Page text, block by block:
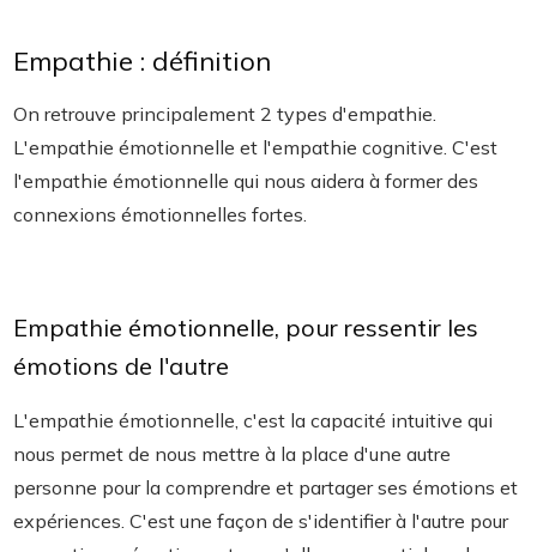
Empathie : définition
On retrouve principalement 2 types d'empathie.
L'empathie émotionnelle et l'empathie cognitive. C'est
l'empathie émotionnelle qui nous aidera à former des
connexions émotionnelles fortes.
Empathie émotionnelle, pour ressentir les
émotions de l'autre
L'empathie émotionnelle, c'est la capacité intuitive qui
nous permet de nous mettre à la place d'une autre
personne pour la comprendre et partager ses émotions et
expériences. C'est une façon de s'identifier à l'autre pour